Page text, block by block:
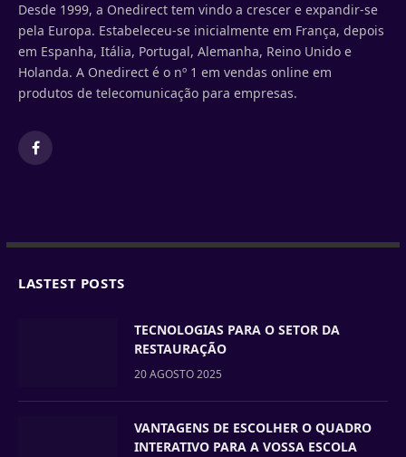
Desde 1999, a Onedirect tem vindo a crescer e expandir-se
pela Europa. Estabeleceu-se inicialmente em França, depois
em Espanha, Itália, Portugal, Alemanha, Reino Unido e
Holanda. A Onedirect é o nº 1 em vendas online em
produtos de telecomunicação para empresas.
Facebook
LASTEST POSTS
TECNOLOGIAS PARA O SETOR DA
RESTAURAÇÃO
20 AGOSTO 2025
VANTAGENS DE ESCOLHER O QUADRO
INTERATIVO PARA A VOSSA ESCOLA